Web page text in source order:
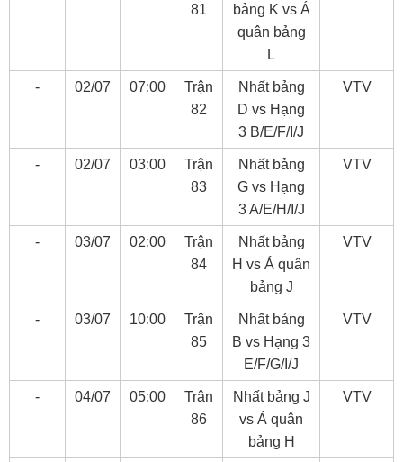
81
bảng K vs Á
quân bảng
L
- 02/07 07:00
Trận
82
Nhất bảng
D vs Hạng
3 B/E/F/I/J
VTV
- 02/07 03:00
Trận
83
Nhất bảng
G vs Hạng
3 A/E/H/I/J
VTV
- 03/07 02:00
Trận
84
Nhất bảng
H vs Á quân
bảng J
VTV
- 03/07 10:00
Trận
85
Nhất bảng
B vs Hạng 3
E/F/G/I/J
VTV
- 04/07 05:00
Trận
86
Nhất bảng J
vs Á quân
bảng H
VTV